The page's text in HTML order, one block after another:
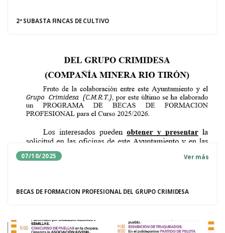
2ª SUBASTA FINCAS DE CULTIVO
07/10/2025 Ver más
BECAS DE FORMACION PROFESIONAL DEL GRUPO CRIMIDESA